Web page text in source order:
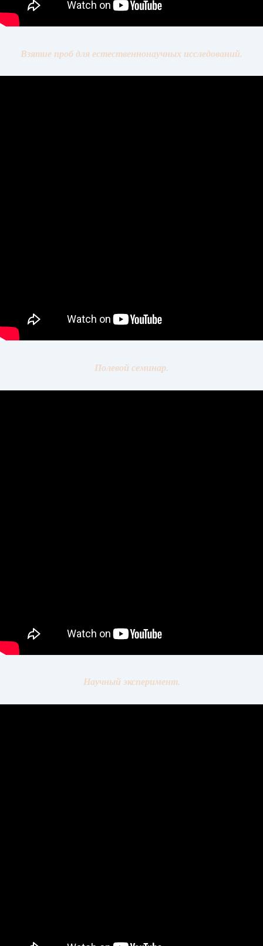
Взятие проб для естественнонаучных исследований.
Полевой семинар.
Научный эксперимент.